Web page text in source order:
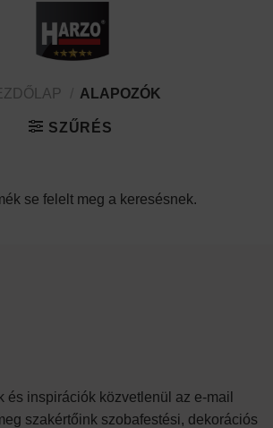
ALAPOZÓK
SZŰRÉS
se felelt meg a keresésnek.
és inspirációk közvetlenül az e-mail
szakértőink szobafestési, dekorációs